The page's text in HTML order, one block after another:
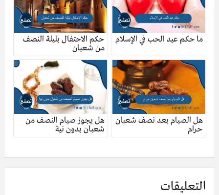
ما حكم عيد الحب في الإسلام
حكم الاحتفال بليلة النصف
من شعبان
هل الصيام بعد نصف شعبان
حرام
هل يجوز صيام النصف من
شعبان بدون نية
التعليقات